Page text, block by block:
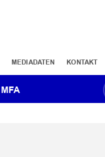
MEDIADATEN KONTAKT
MFA